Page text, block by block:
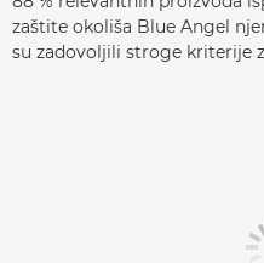
zaštite okoliša Blue Angel
su zadovoljili stroge kriterije